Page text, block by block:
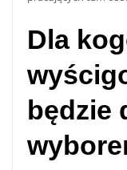
Dla
będzie